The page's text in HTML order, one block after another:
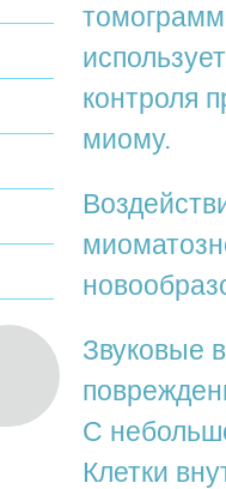
контроля
миому.
Звуковые
C
Клетки